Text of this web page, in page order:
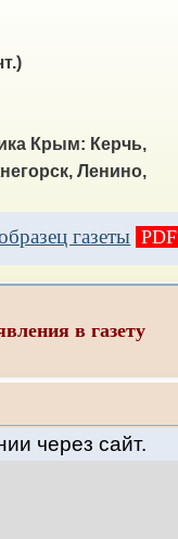
Крым: Керчь,
Ленино,
газеты PDF
в газету
через сайт.